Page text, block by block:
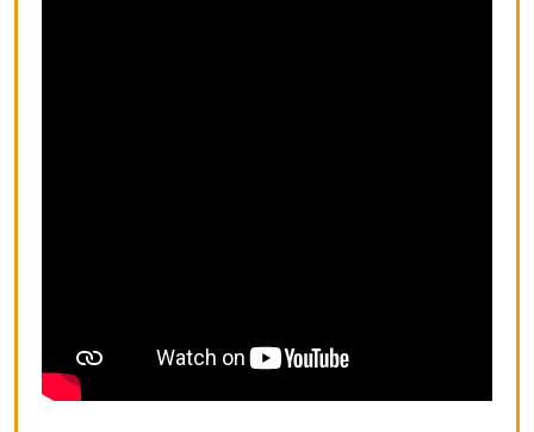
Salle Georges Delépine